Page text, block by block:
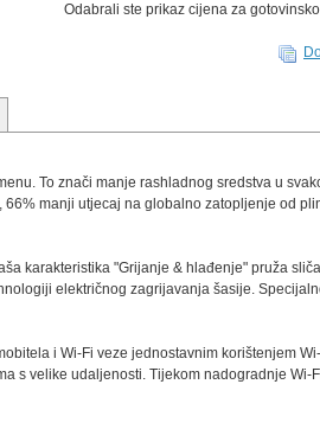
Odabrali ste prikaz cijena za
To znači manje rashladnog sredstva u
manji utjecaj na globalno zatopljenje od
karakteristika "Grijanje & hlađenje" pruža
električnog zagrijavanja šasije.
i Wi-Fi veze jednostavnim korištenjem
s velike udaljenosti. Tijekom nadogradnje Wi-